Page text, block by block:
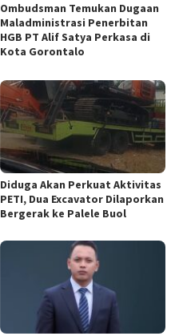
Ombudsman Temukan Dugaan
Maladministrasi Penerbitan
HGB PT Alif Satya Perkasa di
Kota Gorontalo
Diduga Akan Perkuat Aktivitas
PETI, Dua Excavator Dilaporkan
Bergerak ke Palele Buol